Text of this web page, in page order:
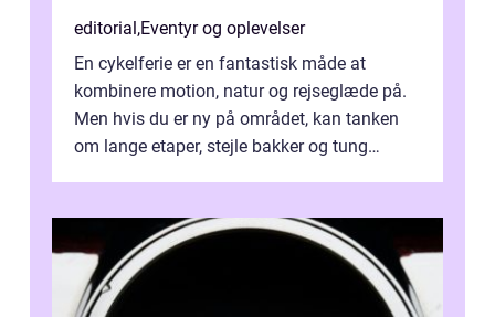
editorial,Eventyr og oplevelser
En cykelferie er en fantastisk måde at
kombinere motion, natur og rejseglæde på.
Men hvis du er ny på området, kan tanken
om lange etaper, stejle bakker og tung